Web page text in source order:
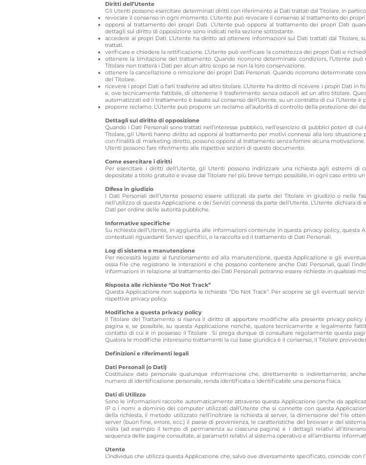
Diritti dell’Utente
Gli Utenti possono esercitare determinati diritti con riferimento ai Dati trattati dal Titolare. In
revocare il consenso in ogni momento. L’Utente può revocare il consenso al trattamento dei
opporsi al trattamento dei propri Dati. L’Utente può opporsi al trattamento dei propri Dati
dettagli sul diritto di opposizione sono indicati nella sezione sottostante.
accedere ai propri Dati. L’Utente ha diritto ad ottenere informazioni sui Dati trattati dal
trattati.
verificare e chiedere la rettificazione. L’Utente può verificare la correttezza dei propri Dati e
ottenere la limitazione del trattamento. Quando ricorrono determinate condizioni, l’Utente
Titolare non tratterà i Dati per alcun altro scopo se non la loro conservazione.
ottenere la cancellazione o rimozione dei propri Dati Personali. Quando ricorrono determinate
del Titolare.
ricevere i propri Dati o farli trasferire ad altro titolare. L’Utente ha diritto di ricevere i propri Dati
e, ove tecnicamente fattibile, di ottenerne il trasferimento senza ostacoli ad un altro titolare.
automatizzati ed il trattamento è basato sul consenso dell’Utente, su un contratto di cui l’Utente è
proporre reclamo. L’Utente può proporre un reclamo all’autorità di controllo della protezione dei
Dettagli sul diritto di opposizione
Quando i Dati Personali sono trattati nell’interesse pubblico, nell’esercizio di pubblici poteri di
Titolare, gli Utenti hanno diritto ad opporsi al trattamento per motivi connessi alla loro
con finalità di marketing diretto, possono opporsi al trattamento senza fornire alcuna
Utenti possono fare riferimento alle rispettive sezioni di questo documento.
Come esercitare i diritti
Per esercitare i diritti dell’Utente, gli Utenti possono indirizzare una richiesta agli estremi
depositate a titolo gratuito e evase dal Titolare nel più breve tempo possibile, in ogni caso entro
Difesa in giudizio
I Dati Personali dell’Utente possono essere utilizzati da parte del Titolare in giudizio o nelle
nell’utilizzo di questa Applicazione o dei Servizi connessi da parte dell’Utente. L’Utente dichiara
Dati per ordine delle autorità pubbliche.
Informative specifiche
Su richiesta dell’Utente, in aggiunta alle informazioni contenute in questa privacy policy,
contestuali riguardanti Servizi specifici, o la raccolta ed il trattamento di Dati Personali.
Log di sistema e manutenzione
Per necessità legate al funzionamento ed alla manutenzione, questa Applicazione e gli
ossia file che registrano le interazioni e che possono contenere anche Dati Personali, quali
informazioni in relazione al trattamento dei Dati Personali potranno essere richieste in qualsiasi
Risposta alle richieste “Do Not Track”
Questa Applicazione non supporta le richieste “Do Not Track”. Per scoprire se gli eventuali
rispettive privacy policy.
Modifiche a questa privacy policy
Il Titolare del Trattamento si riserva il diritto di apportare modifiche alla presente privacy
pagina e, se possibile, su questa Applicazione nonché, qualora tecnicamente e legalmente
contatto di cui è in possesso il Titolare . Si prega dunque di consultare regolarmente questa
Qualora le modifiche interessino trattamenti la cui base giuridica è il consenso, il Titolare
Definizioni e riferimenti legali
Dati Personali (o Dati)
Costituisce dato personale qualunque informazione che, direttamente o indirettamente,
numero di identificazione personale, renda identificata o identificabile una persona fisica.
Dati di Utilizzo
Sono le informazioni raccolte automaticamente attraverso questa Applicazione (anche da
IP o i nomi a dominio dei computer utilizzati dall’Utente che si connette con questa
della richiesta, il metodo utilizzato nell’inoltrare la richiesta al server, la dimensione del file
server (buon fine, errore, ecc.) il paese di provenienza, le caratteristiche del browser e del
visita (ad esempio il tempo di permanenza su ciascuna pagina) e i dettagli relativi
sequenza delle pagine consultate, ai parametri relativi al sistema operativo e all’ambiente
Utente
L’individuo che utilizza questa Applicazione che, salvo ove diversamente specificato, coincide con